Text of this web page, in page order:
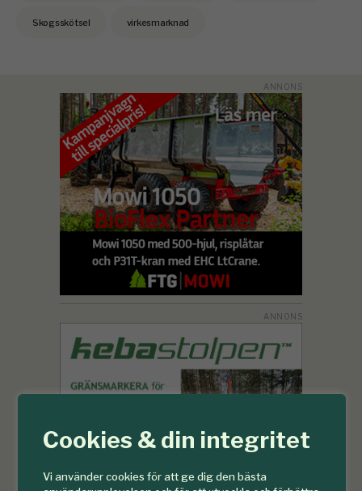
Cookies & din integritet
Vi använder cookies för att ge dig den bästa
Skogsskötsel virkesmarknad